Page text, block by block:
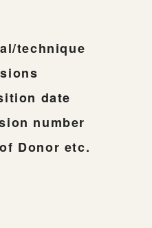
technique
date
number
Donor etc.